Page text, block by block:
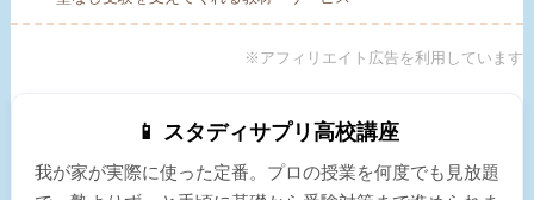
※アフィリエイト広告を利用しています
📱 スタディサプリ高校講座
我が家が実際に使った定番。プロの授業を何度でも見放題